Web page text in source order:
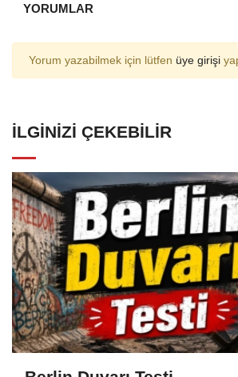
YORUMLAR
Yorum yazabilmek için lütfen üye girişi
İLGINIZI ÇEKEBILIR